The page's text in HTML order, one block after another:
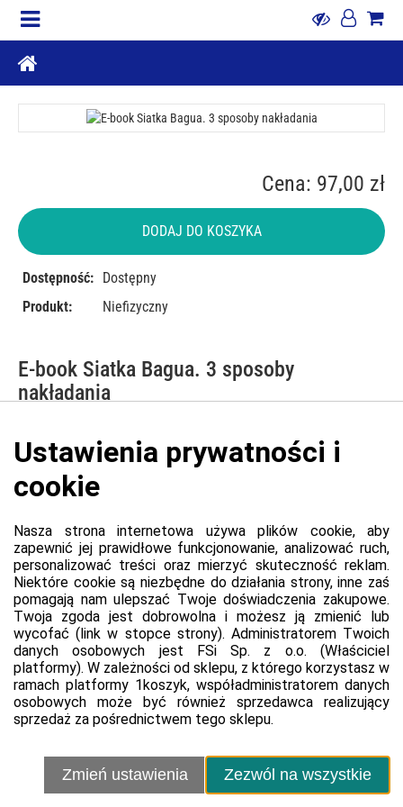
E-book Siatka Bagua. 3 sposoby
nakładania
Cena: 97,00 zł
DODAJ DO KOSZYKA
Dostępność: Dostępny
Produkt:
Niefizyczny
Platforma
Regulamin dla kupujących
Polityka prywatności platformy
Zgłoś błąd lub naruszenie
Ustawienia cookie
Sprzedawca
Kontakt